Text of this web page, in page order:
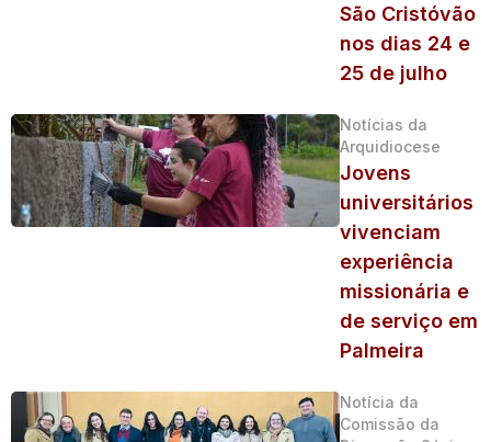
São Cristóvão
nos dias 24 e
25 de julho
Notícias da
Arquidiocese
Jovens
universitários
vivenciam
experiência
missionária e
de serviço em
Palmeira
Notícia da
Comissão da